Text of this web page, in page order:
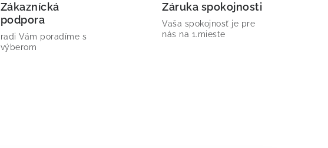
Zákaznícká
podpora
radi Vám poradíme s
výberom
Záruka spokojnosti
Vaša spokojnosť je pre
nás na 1.mieste